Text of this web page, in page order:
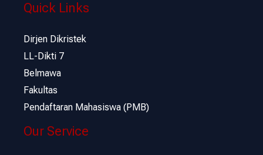
Quick Links
Dirjen Dikristek
LL-Dikti 7
Belmawa
Fakultas
Pendaftaran Mahasiswa (PMB)
Our Service